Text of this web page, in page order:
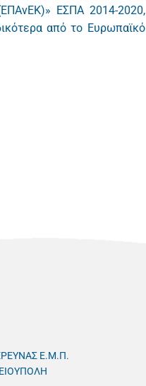
(ΕΠΑνΕΚ)» ΕΣΠΑ 2014-2020,
από το Ευρωπαϊκό
Ε.Μ.Π.